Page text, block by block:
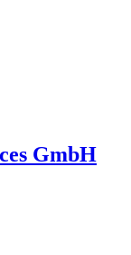
GmbH